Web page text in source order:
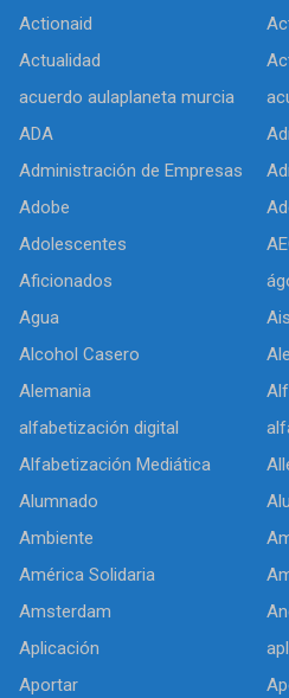
Actionaid
Actualidad
acuerdo aulaplaneta murcia
ADA
Administración de Empresas
Adobe
Adolescentes
Aficionados
Agua
Alcohol Casero
Alemania
alfabetización digital
Alfabetización Mediática
Alumnado
Ambiente
América Solidaria
Amsterdam
Aplicación
Aportar